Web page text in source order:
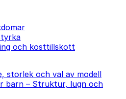
och kosttillskott
storlek och val av modell
barn – Struktur, lugn och